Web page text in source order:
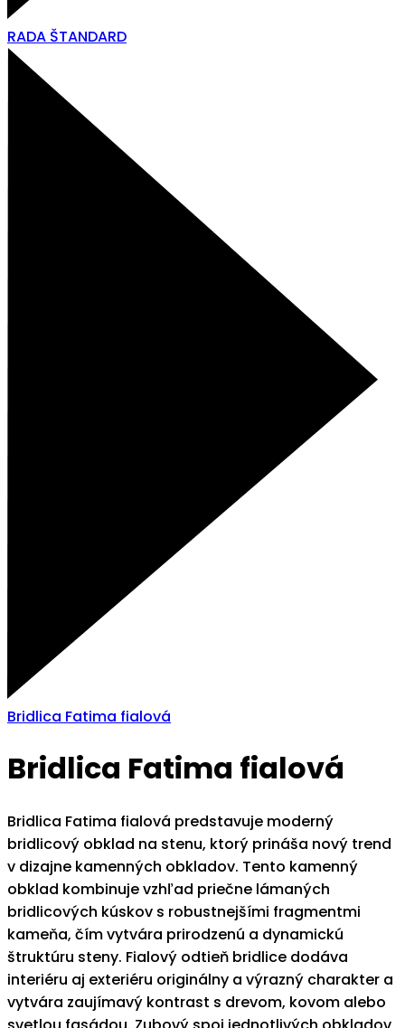
RADA ŠTANDARD
Bridlica Fatima fialová
Bridlica Fatima fialová
Bridlica Fatima fialová predstavuje moderný
bridlicový obklad na stenu, ktorý prináša nový trend
v dizajne kamenných obkladov. Tento kamenný
obklad kombinuje vzhľad priečne lámaných
bridlicových kúskov s robustnejšími fragmentmi
kameňa, čím vytvára prirodzenú a dynamickú
štruktúru steny. Fialový odtieň bridlice dodáva
interiéru aj exteriéru originálny a výrazný charakter a
vytvára zaujímavý kontrast s drevom, kovom alebo